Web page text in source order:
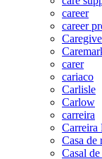
career
career
carer
cariaco
Carlisle
Carlow
carreira
Carreira
Casa de
Casal